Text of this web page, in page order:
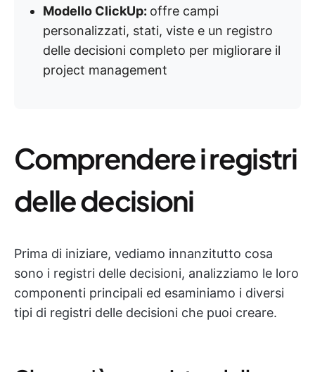
Modello ClickUp: offre campi
personalizzati, stati, viste e un registro
delle decisioni completo per migliorare il
project management
Comprendere i registri
delle decisioni
Prima di iniziare, vediamo innanzitutto cosa
sono i registri delle decisioni, analizziamo le loro
componenti principali ed esaminiamo i diversi
tipi di registri delle decisioni che puoi creare.